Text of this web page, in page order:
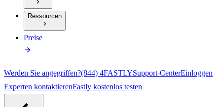
Ressourcen
Preise
Werden Sie angegriffen?(844) 4FASTLYSupport-CenterEinloggen
Experten kontaktierenFastly kostenlos testen